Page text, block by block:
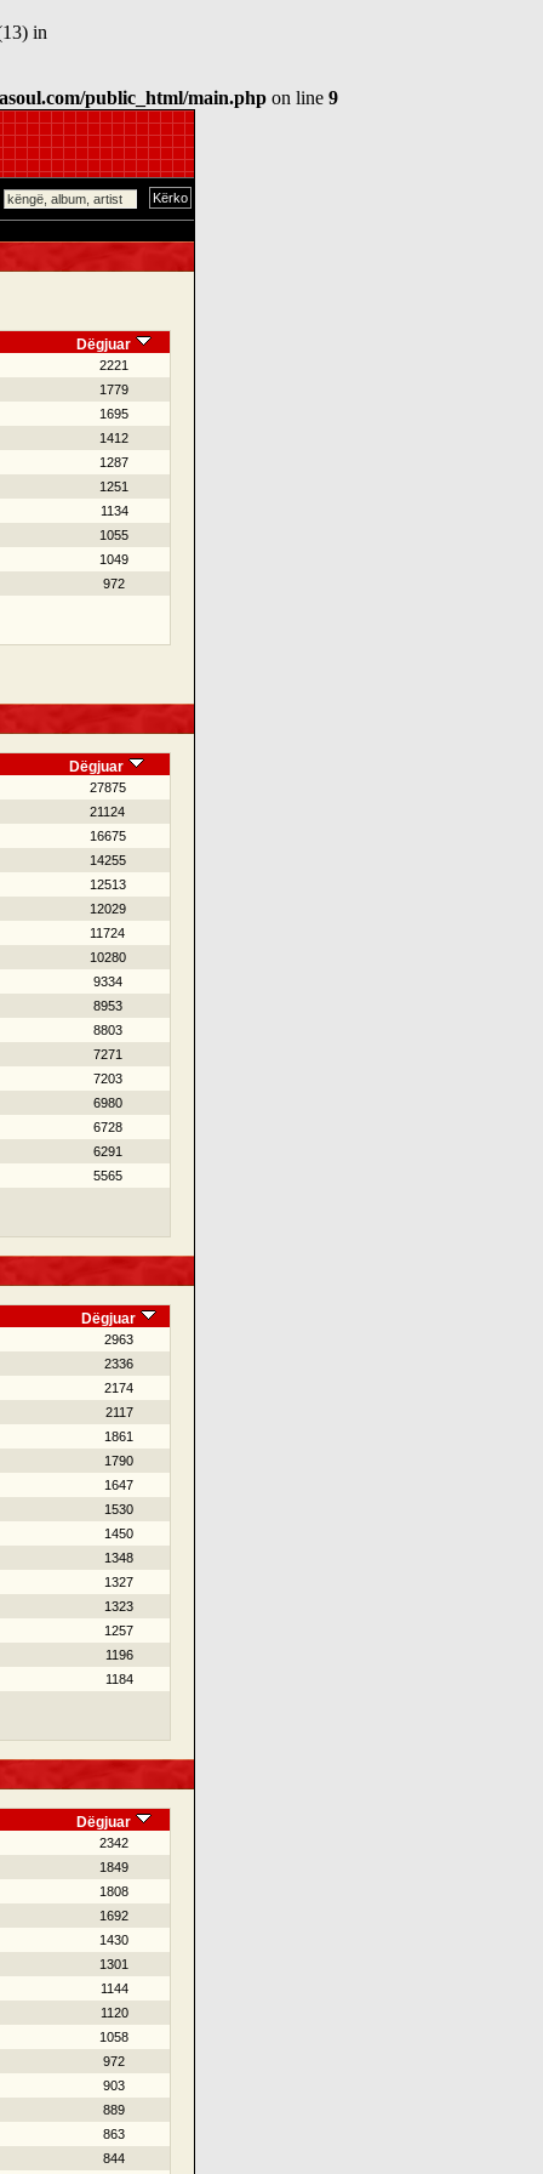
in
public_html/main.php on line 9
Dëgjuar
2221
1779
1695
1412
1287
1251
1134
1055
1049
972
Dëgjuar
27875
21124
16675
14255
12513
12029
11724
10280
9334
8953
8803
7271
7203
6980
6728
6291
5565
Dëgjuar
2963
2336
2174
2117
1861
1790
1647
1530
1450
1348
1327
1323
1257
1196
1184
Dëgjuar
2342
1849
1808
1692
1430
1301
1144
1120
1058
972
903
889
863
844